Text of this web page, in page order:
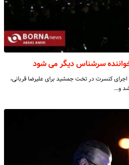
سرشناس دیگر می شود
کنسرت در تخت جمشید برای علیرضا قربانی،
و…